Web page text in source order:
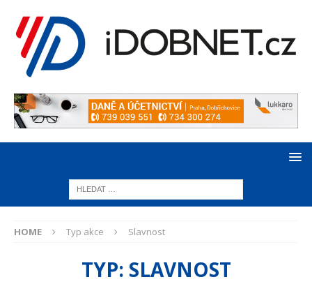
HOME Typ akce Slavnost
TYP: SLAVNOST